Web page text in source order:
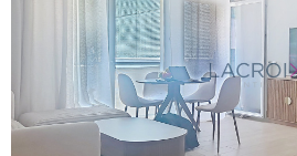
voir le
bien